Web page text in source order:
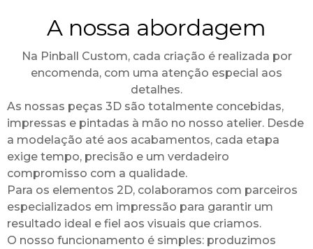
A nossa abordagem
Na Pinball Custom, cada criação é realizada por
encomenda, com uma atenção especial aos
detalhes.
As nossas peças 3D são totalmente concebidas,
impressas e pintadas à mão no nosso atelier. Desde
a modelação até aos acabamentos, cada etapa
exige tempo, precisão e um verdadeiro
compromisso com a qualidade.
Para os elementos 2D, colaboramos com parceiros
especializados em impressão para garantir um
resultado ideal e fiel aos visuais que criamos.
O nosso funcionamento é simples: produzimos